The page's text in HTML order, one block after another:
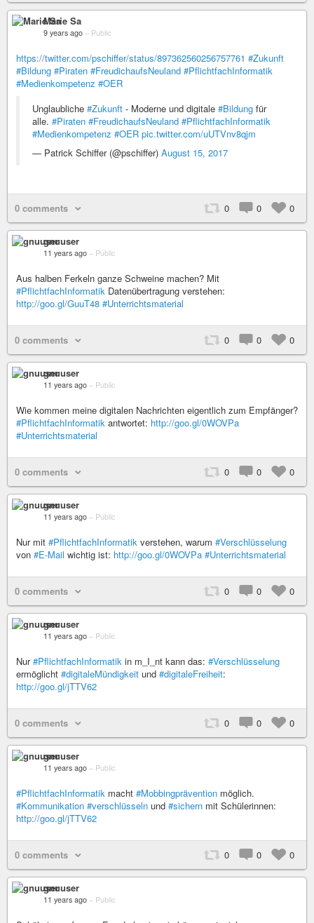
Marie Sa
9 years ago – Public
https://twitter.com/pschiffer/status/897362560256757761 #Zukunft
#Bildung #Piraten #FreudichaufsNeuland #PflichtfachInformatik
#Medienkompetenz #OER
Unglaubliche #Zukunft - Moderne und digitale #Bildung für
alle. #Piraten #FreudichaufsNeuland #PflichtfachInformatik
#Medienkompetenz #OER pic.twitter.com/uUTVnv8qjm
— Patrick Schiffer (@pschiffer) August 15, 2017
0 comments 0 0 0
gnuuser
11 years ago – Public
Aus halben Ferkeln ganze Schweine machen? Mit
#PflichtfachInformatik Datenübertragung verstehen:
http://goo.gl/GuuT48 #Unterrichtsmaterial
0 comments 0 0 0
gnuuser
11 years ago – Public
Wie kommen meine digitalen Nachrichten eigentlich zum Empfänger?
#PflichtfachInformatik antwortet: http://goo.gl/0WOVPa
#Unterrichtsmaterial
0 comments 0 0 0
gnuuser
11 years ago – Public
Nur mit #PflichtfachInformatik verstehen, warum #Verschlüsselung
von #E-Mail wichtig ist: http://goo.gl/0WOVPa #Unterrichtsmaterial
0 comments 0 0 0
gnuuser
11 years ago – Public
Nur#PflichtfachInformatik in m_I_nt kann das: #Verschlüsselung
ermöglicht #digitaleMündigkeit und #digitaleFreiheit:
http://goo.gl/jTTV62
0 comments 0 0 0
gnuuser
11 years ago – Public
#PflichtfachInformatik macht #Mobbingprävention möglich.
#Kommunikation #verschlüsseln und #sichern mit Schülerinnen:
http://goo.gl/jTTV62
0 comments 0 0 0
gnuuser
11 years ago – Public